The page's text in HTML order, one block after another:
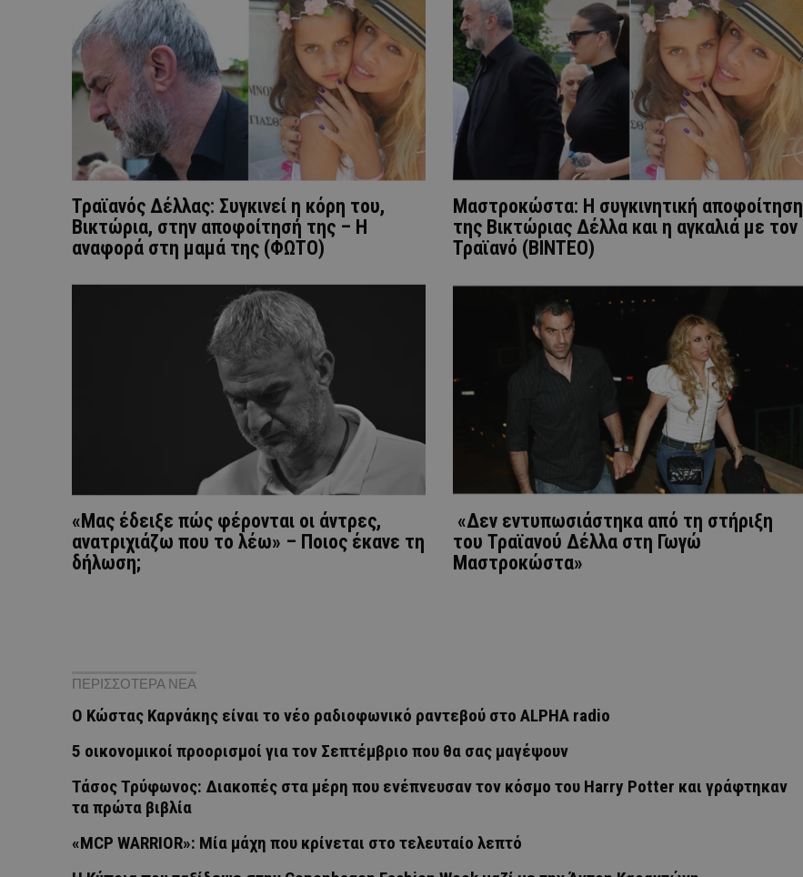
Τραϊανός Δέλλας: Συγκινεί η κόρη του,
Βικτώρια, στην αποφοίτησή της – Η
αναφορά στη μαμά της (ΦΩΤΟ)
Μαστροκώστα: Η συγκινητική αποφοίτηση
της Βικτώριας Δέλλα και η αγκαλιά με τον
Τραϊανό (ΒΙΝΤΕΟ)
«Μας έδειξε πώς φέρονται οι άντρες,
ανατριχιάζω που το λέω» – Ποιος έκανε τη
δήλωση;
«Δεν εντυπωσιάστηκα από τη στήριξη
του Τραϊανού Δέλλα στη Γωγώ
Μαστροκώστα»
ΠΕΡΙΣΣΟΤΕΡΑ ΝΕΑ
Ο Κώστας Καρνάκης είναι το νέο ραδιοφωνικό ραντεβού στο ALPHA radio
5 οικονομικοί προορισμοί για τον Σεπτέμβριο που θα σας μαγέψουν
Τάσος Τρύφωνος: Διακοπές στα μέρη που ενέπνευσαν τον κόσμο του Harry Potter και γράφτηκαν
τα πρώτα βιβλία
«MCP WARRIOR»: Μία μάχη που κρίνεται στο τελευταίο λεπτό